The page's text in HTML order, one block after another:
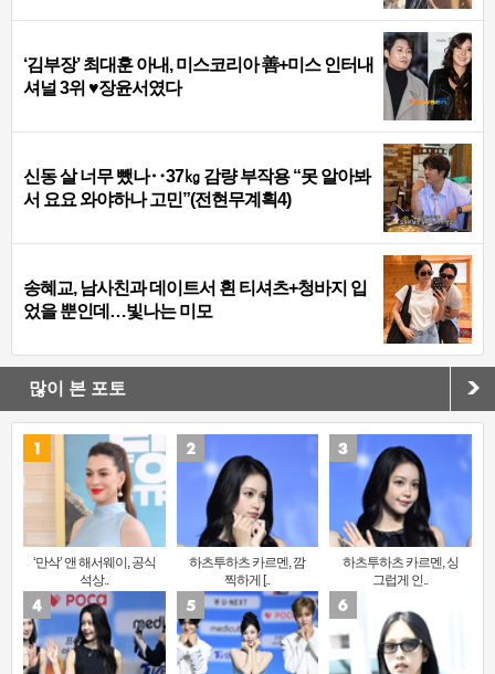
‘김부장’ 최대훈 아내, 미스코리아 善+미스 인터내
셔널 3위 ♥장윤서였다
신동 살 너무 뺐나‥37㎏ 감량 부작용 “못 알아봐
서 요요 와야하나 고민”(전현무계획4)
송혜교, 남사친과 데이트서 흰 티셔츠+청바지 입
었을 뿐인데…빛나는 미모
많이 본 포토
‘만삭’ 앤 해서웨이, 공식
석상..
하츠투하츠 카르멘, 깜
찍하게 [..
하츠투하츠 카르멘, 싱
그럽게 인..